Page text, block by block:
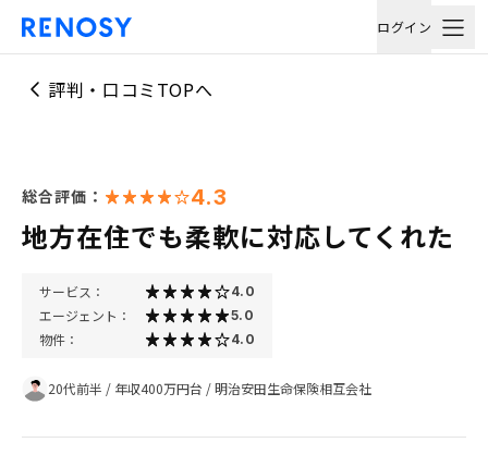
ログイン
評判・口コミTOPへ
総合評価： 4.3
地方在住でも柔軟に対応してくれた
サービス： 4.0
エージェント： 5.0
物件： 4.0
20代前半 / 年収400万円台 /明治安田生命保険相互会社